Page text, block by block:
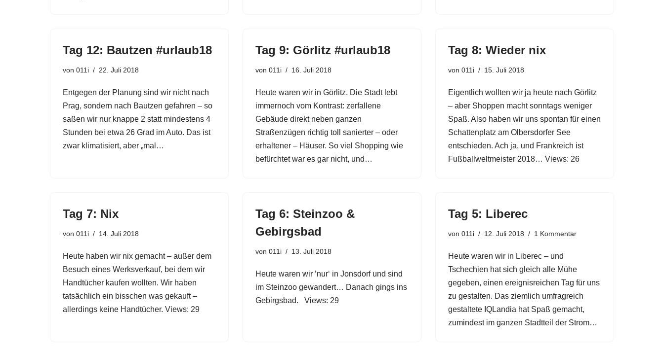
Tag 12: Bautzen #urlaub18
von 011i 22. Juli 2018
Entgegen der Planung sind wir nicht nach
Prag, sondern nach Bautzen gefahren – so
saßen wir nur knappe 2 statt mindestens 4
Stunden bei etwa 26 Grad im Auto. Das ist
zwar klimatisiert, aber „mal…
Tag 9: Görlitz #urlaub18
von 011i 16. Juli 2018
Heute waren wir in Görlitz. Die Stadt lebt
immernoch vom Kontrast: zerfallene
Gebäude direkt neben ganzen
Straßenzügen richtig toll sanierter – oder
erhaltener – Häuser. So viel Shopping wie
befürchtet war es gar nicht, und…
Tag 8: Wieder nix
von 011i 15. Juli 2018
Eigentlich wollten wir ja heute nach Görlitz
– aber Shoppen macht sonntags weniger
Spaß. Also haben wir uns spontan für einen
Schattenplatz am Olbersdorfer See
entschieden. Ach ja, und Frankreich ist
Fußballweltmeister 2018… Views: 26
Tag 7: Nix
von 011i 14. Juli 2018
Heute haben wir nix gemacht – außer dem
Besuch eines Werksverkauf, bei dem wir
Handtücher kaufen wollten. Wir haben
tatsächlich ein bisschen was gekauft –
allerdings keine Handtücher. Views: 29
Tag 6: Steinzoo &
Gebirgsbad
von 011i 13. Juli 2018
Heute waren wir ’nur‘ in Jonsdorf und sind
im Steinzoo gewandert… Danach gings ins
Gebirgsbad. Views: 29
Tag 5: Liberec
von 011i 12. Juli 2018 1 Kommentar
Heute waren wir in Liberec – und
Tschechien hat sich gleich alle Mühe
gegeben, einen ereignisreichen Tag für uns
zu gestalten. Das ziemlich umfragreich
gestaltete IQLandia hat Spaß gemacht,
zumindest im ganzen Stadtteil der Strom…